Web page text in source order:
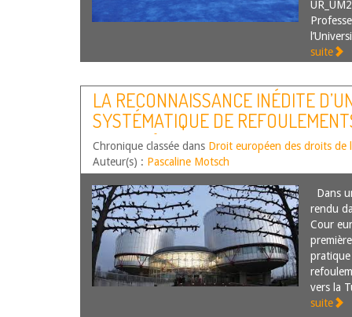
suite
LA RECONNAISSANCE INÉDITE
SYSTÉMATIQUE DE
D’ASILE (CEDH, 7 JANV. 2025,
15783/21)
Chronique classée dans Droit européen des droits de
Auteur(s) : Pascaline Motsch
Dans
rendu
Cour
vers la
suite